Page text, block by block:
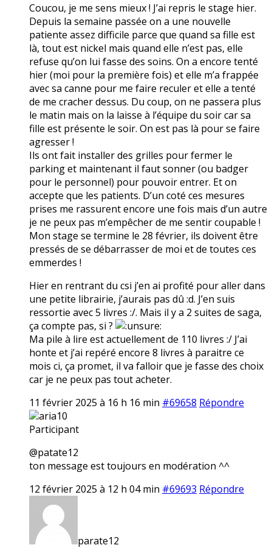
Coucou, je me sens mieux ! J’ai repris le stage hier.
Depuis la semaine passée on a une nouvelle
patiente assez difficile parce que quand sa fille est
là, tout est nickel mais quand elle n’est pas, elle
refuse qu’on lui fasse des soins. On a encore tenté
hier (moi pour la première fois) et elle m’a frappée
avec sa canne pour me faire reculer et elle a tenté
de me cracher dessus. Du coup, on ne passera plus
le matin mais on la laisse à l’équipe du soir car sa
fille est présente le soir. On est pas là pour se faire
agresser !
Ils ont fait installer des grilles pour fermer le
parking et maintenant il faut sonner (ou badger
pour le personnel) pour pouvoir entrer. Et on
accepte que les patients. D’un coté ces mesures
prises me rassurent encore une fois mais d’un autre
je ne peux pas m’empêcher de me sentir coupable !
Mon stage se termine le 28 février, ils doivent être
pressés de se débarrasser de moi et de toutes ces
emmerdes !
Hier en rentrant du csi j’en ai profité pour aller dans
une petite librairie, j’aurais pas dû :d. J’en suis
ressortie avec 5 livres :/. Mais il y a 2 suites de saga,
ça compte pas, si ?
Ma pile à lire est actuellement de 110 livres :/ J’ai
honte et j’ai repéré encore 8 livres à paraitre ce
mois ci, ça promet, il va falloir que je fasse des choix
car je ne peux pas tout acheter.
11 février 2025 à 16 h 16 min #69658 Répondre
aria10
Participant
@patate12
ton message est toujours en modération ^^
12 février 2025 à 12 h 04 min #69693 Répondre
parate12